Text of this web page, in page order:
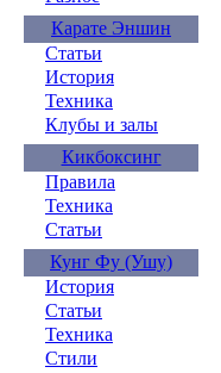
Карате Эншин
Статьи
История
Техника
Клубы и залы
Кикбоксинг
Правила
Техника
Статьи
Кунг Фу (Ушу)
История
Статьи
Техника
Стили